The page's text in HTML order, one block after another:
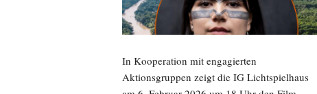
In Kooperation mit engagierten
Aktionsgruppen zeigt die IG Lichtspielhaus